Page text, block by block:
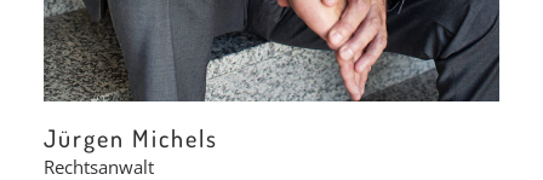
Jürgen Michels
Rechtsanwalt